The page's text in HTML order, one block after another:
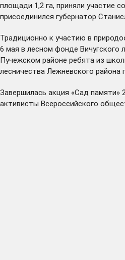
площади 1,2 га, приняли участие
присоединился губернатор
Традиционно к участию в
6 мая в лесном фонде Вичугского
Пучежском районе ребята из
лесничества Лежневского района
Завершилась акция «Сад памяти»
активисты Всероссийского